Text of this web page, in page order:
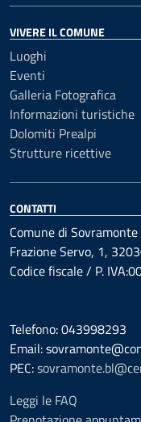
VIVERE IL COMUNE
Luoghi
Eventi
Galleria Fotografica
Informazioni turistiche
Dolomiti Prealpi
Strutture ricettive
CONTATTI
Comune di Sovramonte
Frazione Servo, 1,
Codice fiscale / P.
Telefono: 043998293
Email:
PEC:
Leggi le FAQ